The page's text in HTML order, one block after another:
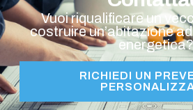
Vuoi riqualificare un
costruire un’abitazione
energetica?
RICHIEDI UN